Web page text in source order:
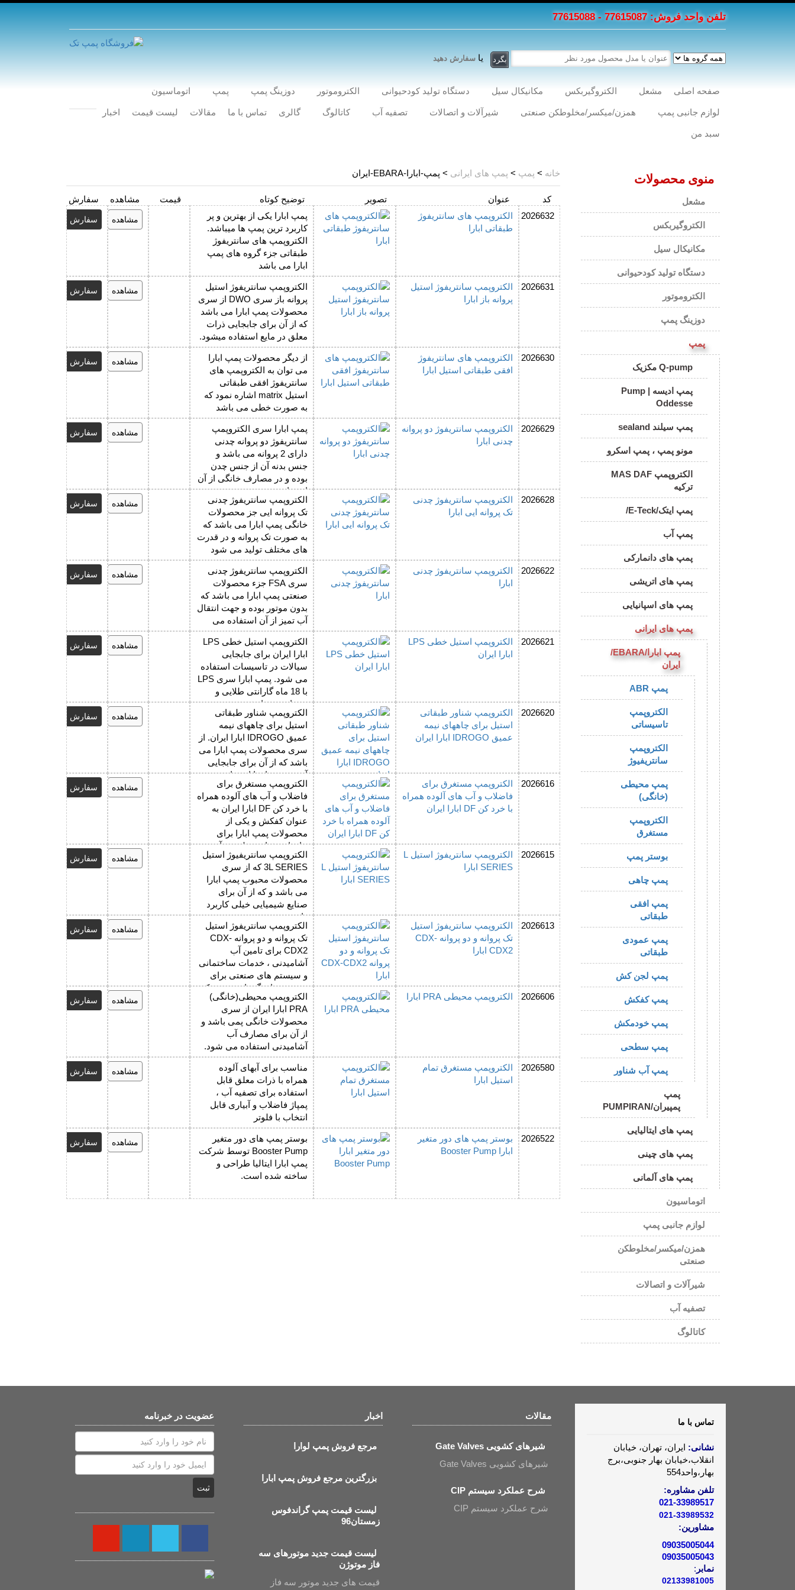
تلفن واحد فروش: 77615087 - 77615088
یا سفارش دهید
صفحه اصلی مشعل الکتروگیربکس مکانیکال سیل دستگاه تولید کودحیوانی الکتروموتور دوزینگ پمپ پمپ اتوماسیون
لوازم جانبی پمپ همزن/میکسر/مخلوطکن صنعتی شیرآلات و اتصالات تصفیه آب کاتالوگ گالری تماس با ما مقالات لیست قیمت اخبار
سبد من
منوی محصولات
مشعل
الکتروگیربکس
مکانیکال سیل
دستگاه تولید کودحیوانی
الکتروموتور
دوزینگ پمپ
پمپ
Q-pump مکزیک
پمپ ادیسه | Pump
Oddesse
پمپ سیلند sealand
مونو پمپ ، پمپ اسکرو
الکتروپمپ MAS DAF
ترکیه
پمپ ایتک/E-Teck/
پمپ آب
پمپ های دانمارکی
پمپ های اتریشی
پمپ های اسپانیایی
پمپ های ایرانی
پمپ ابارا/EBARA/
ایران
پمپ ABR
الکتروپمپ
تاسیساتی
الکتروپمپ
سانتریفیوژ
پمپ محیطی
(خانگی)
الکتروپمپ
مستغرق
بوستر پمپ
پمپ چاهی
پمپ افقی
طبقاتی
پمپ عمودی
طبقاتی
پمپ لجن کش
پمپ کفکش
پمپ خودمکش
پمپ سطحی
پمپ آب شناور
پمپ
پمپیران/PUMPIRAN
پمپ های ایتالیایی
پمپ های چینی
پمپ های آلمانی
اتوماسیون
لوازم جانبی پمپ
همزن/میکسر/مخلوطکن
صنعتی
شیرآلات و اتصالات
تصفیه آب
کاتالوگ
خانه > پمپ > پمپ های ایرانی > پمپ-ابارا-EBARA-ایران
کد عنوان تصویر توضیح کوتاه قیمت مشاهده
سفارش
2026632
الکتروپمپ های سانتریفوژ
طبقاتی ابارا
پمپ ابارا یکی از بهترین و پر
کاربرد ترین پمپ ها میباشد.
الکتروپمپ های سانتریفوژ
طبقاتی جزء گروه های پمپ
ابارا می باشد
مشاهده سفارش
2026631
الکتروپمپ سانتریفوژ استیل
پروانه باز ابارا
الکتروپمپ سانتریفوژ استیل
پروانه باز سری DWO از سری
محصولات پمپ ابارا می باشد
که از آن برای جابجایی ذرات
معلق در مایع استفاده میشود.
مشاهده سفارش
2026630
الکتروپمپ های سانتریفوژ
افقی طبقاتی استیل ابارا
از دیگر محصولات پمپ ابارا
می توان به الکتروپمپ های
سانتریفوژ افقی طبقاتی
استیل matrix اشاره نمود که
به صورت خطی می باشد
مشاهده سفارش
2026629
الکتروپمپ سانتریفوژ دو پروانه
چدنی ابارا
پمپ ابارا سری الکتروپمپ
سانتریفوژ دو پروانه چدنی
دارای 2 پروانه می باشد و
جنس بدنه آن از جنس چدن
بوده و در مصارف خانگی از آن
استفاده می شود.
مشاهده سفارش
2026628
الکتروپمپ سانتریفوژ چدنی
تک پروانه ایی ابارا
الکتروپمپ سانتریفوژ چدنی
تک پروانه ایی جز محصولات
خانگی پمپ ابارا می باشد که
به صورت تک پروانه و در قدرت
های مختلف تولید می شود
مشاهده سفارش
2026622
الکتروپمپ سانتریفوژ چدنی
ابارا
الکتروپمپ سانتریفوژ چدنی
سری FSA جزء محصولات
صنعتی پمپ ابارا می باشد که
بدون موتور بوده و جهت انتقال
آب تمیز از آن استفاده می
شود.
مشاهده سفارش
2026621
الکتروپمپ استیل خطی LPS
ابارا ایران
الکتروپمپ استیل خطی LPS
ابارا ایران برای جابجایی
سیالات در تاسیسات استفاده
می شود. پمپ ابارا سری LPS
با 18 ماه گارانتی طلایی و
خدمات پس از فروش عرضه
می گردد.
مشاهده سفارش
2026620
الکتروپمپ شناور طبقاتی
استیل برای چاههای نیمه
عمیق IDROGO ابارا ایران
الکتروپمپ شناور طبقاتی
استیل برای چاههای نیمه
عمیق IDROGO ابارا ایران. از
سری محصولات پمپ ابارا می
باشد که از آن برای جابجایی
آب درون چاهها استفاده می
شود.
مشاهده سفارش
2026616
الکتروپمپ مستغرق برای
فاضلاب و آب های آلوده همراه
با خرد کن DF ابارا ایران
الکتروپمپ مستغرق برای
فاضلاب و آب های آلوده همراه
با خرد کن DF ابارا ایران به
عنوان کفکش و یکی از
محصولات پمپ ابارا برای
جابجایی ذرات معلق در آب
استفاده می شود.
مشاهده سفارش
2026615
الکتروپمپ سانتریفوژ استیل L
SERIES ابارا
الکتروپمپ سانتریفیوژ استیل
3L SERIES که از سری
محصولات محبوب پمپ ابارا
می باشد و که از آن برای
صنایع شیمیایی خیلی کاربرد
دارد
مشاهده سفارش
2026613
الکتروپمپ سانتریفوژ استیل
تک پروانه و دو پروانه CDX-
CDX2 ابارا
الکتروپمپ سانتریفوژ استیل
تک پروانه و دو پروانه CDX-
CDX2 برای تامین آب
آشامیدنی ، خدمات ساختمانی
و سیستم های صنعتی برای
سیستم های گرمایشی و خنک
کننده و یا کار با فشار زیاد
مشاهده سفارش
2026606 الکتروپمپ محیطی PRA ابارا
الکتروپمپ محیطی(خانگی)
PRA ابارا ایران از سری
محصولات خانگی پمی باشد و
از آن برای مصارف آب
آشامیدنی استفاده می شود.
مشاهده سفارش
2026580
الکتروپمپ مستغرق تمام
استیل ابارا
مناسب برای آبهای آلوده
همراه با ذرات معلق قابل
استفاده برای تصفیه آب ،
پمپاژ فاضلاب و آبیاری قابل
انتخاب با فلوتر
مشاهده سفارش
2026522
بوستر پمپ های دور متغیر
ابارا Booster Pump
بوستر پمپ های دور متغیر
Booster Pump توسط شرکت
پمپ ابارا ایتالیا طراحی و
ساخته شده است.
مشاهده سفارش
تماس با ما
نشانی: ایران، تهران، خیابان
انقلاب،خیابان بهار جنوبی،برج
بهار،واحد554
تلفن مشاوره:
021-33989517
021-33989532
مشاورین:
09035005044
09035005043
نمابر :
02133981005
مقالات
شیرهای کشویی Gate Valves
شیرهای کشویی Gate Valves
شرح عملکرد سیستم CIP
شرح عملکرد سیستم CIP
اخبار
مرجع فروش پمپ لوارا
بزرگترین مرجع فروش پمپ ابارا
لیست قیمت پمپ گراندفوس
زمستان96
لیست قیمت جدید موتورهای سه
فاز موتوژن
قیمت های جدید موتور سه فاز
عضویت در خبرنامه
ثبت